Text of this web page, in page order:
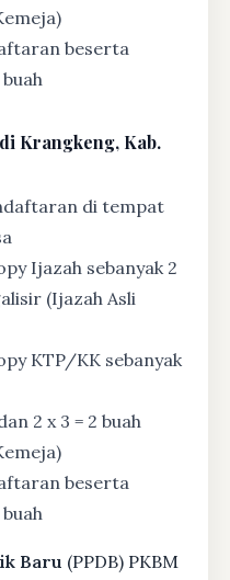
beserta
Krangkeng, Kab.
di tempat
Ijazah sebanyak 2
(Ijazah Asli
KTP/KK sebanyak
2 x 3 = 2 buah
beserta
Baru (PPDB) PKBM